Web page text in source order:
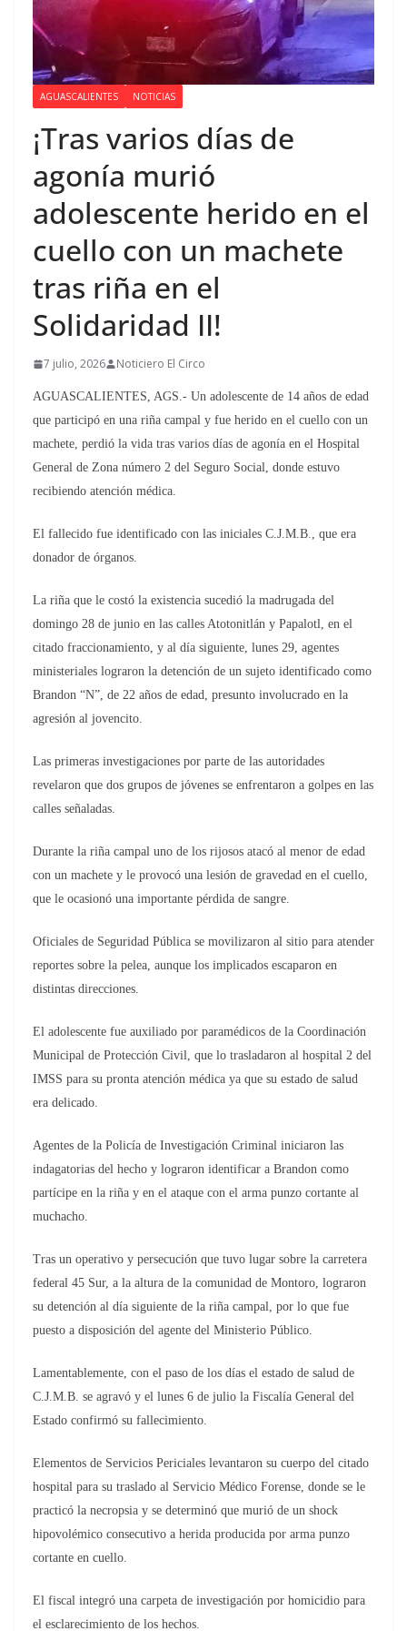
AGUASCALIENTES NOTICIAS
¡Tras varios días de
agonía murió
adolescente herido en el
cuello con un machete
tras riña en el
Solidaridad II!
7 julio, 2026 Noticiero El Circo
AGUASCALIENTES, AGS.- Un adolescente de 14 años de edad
que participó en una riña campal y fue herido en el cuello con un
machete, perdió la vida tras varios días de agonía en el Hospital
General de Zona número 2 del Seguro Social, donde estuvo
recibiendo atención médica.
El fallecido fue identificado con las iniciales C.J.M.B., que era
donador de órganos.
La riña que le costó la existencia sucedió la madrugada del
domingo 28 de junio en las calles Atotonitlán y Papalotl, en el
citado fraccionamiento, y al día siguiente, lunes 29, agentes
ministeriales lograron la detención de un sujeto identificado como
Brandon “N”, de 22 años de edad, presunto involucrado en la
agresión al jovencito.
Las primeras investigaciones por parte de las autoridades
revelaron que dos grupos de jóvenes se enfrentaron a golpes en las
calles señaladas.
Durante la riña campal uno de los rijosos atacó al menor de edad
con un machete y le provocó una lesión de gravedad en el cuello,
que le ocasionó una importante pérdida de sangre.
Oficiales de Seguridad Pública se movilizaron al sitio para atender
reportes sobre la pelea, aunque los implicados escaparon en
distintas direcciones.
El adolescente fue auxiliado por paramédicos de la Coordinación
Municipal de Protección Civil, que lo trasladaron al hospital 2 del
IMSS para su pronta atención médica ya que su estado de salud
era delicado.
Agentes de la Policía de Investigación Criminal iniciaron las
indagatorias del hecho y lograron identificar a Brandon como
partícipe en la riña y en el ataque con el arma punzo cortante al
muchacho.
Tras un operativo y persecución que tuvo lugar sobre la carretera
federal 45 Sur, a la altura de la comunidad de Montoro, lograron
su detención al día siguiente de la riña campal, por lo que fue
puesto a disposición del agente del Ministerio Público.
Lamentablemente, con el paso de los días el estado de salud de
C.J.M.B. se agravó y el lunes 6 de julio la Fiscalía General del
Estado confirmó su fallecimiento.
Elementos de Servicios Periciales levantaron su cuerpo del citado
hospital para su traslado al Servicio Médico Forense, donde se le
practicó la necropsia y se determinó que murió de un shock
hipovolémico consecutivo a herida producida por arma punzo
cortante en cuello.
El fiscal integró una carpeta de investigación por homicidio para
el esclarecimiento de los hechos.